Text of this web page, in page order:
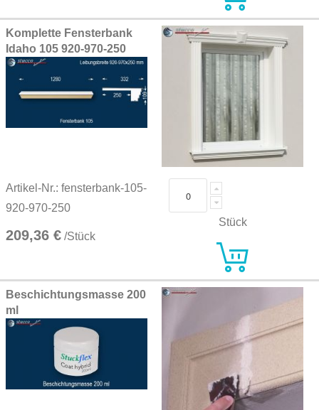
Komplette Fensterbank
Idaho 105 920-970-250
Artikel-Nr.: fensterbank-105-
920-970-250
209,36 € /Stück
Stück
Beschichtungsmasse 200
ml